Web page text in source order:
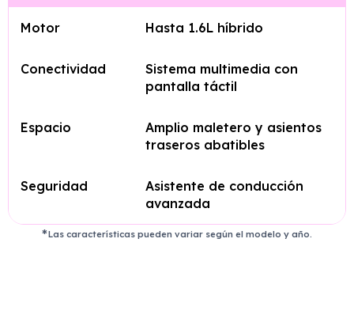
Motor Hasta 1.6L híbrido
Conectividad
Sistema multimedia con
pantalla táctil
Espacio
Amplio maletero y asientos
traseros abatibles
Seguridad
Asistente de conducción
avanzada
Las características pueden variar según el modelo y año.